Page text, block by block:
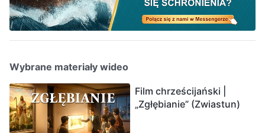
Wybrane materiały wideo
Film chrześcijański |
„Zgłębianie” (Zwiastun)